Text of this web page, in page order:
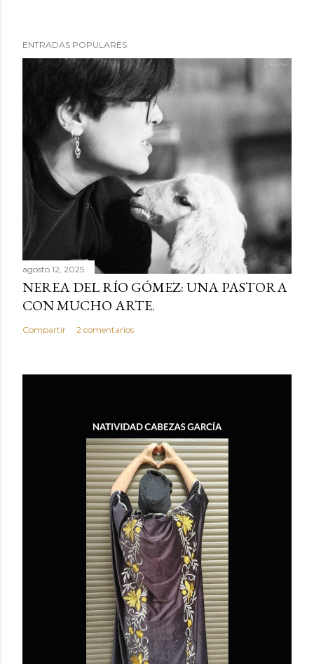
ENTRADAS POPULARES
agosto 12, 2025
NEREA DEL RÍO GÓMEZ: UNA PASTORA
CON MUCHO ARTE.
Compartir 2 comentarios